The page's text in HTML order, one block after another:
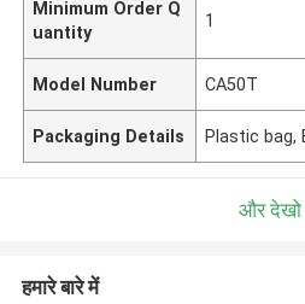
Minimum Order Q
uantity
1
Model Number CA50T
Packaging Details Plastic bag,
और देखो
हमारे बारे में